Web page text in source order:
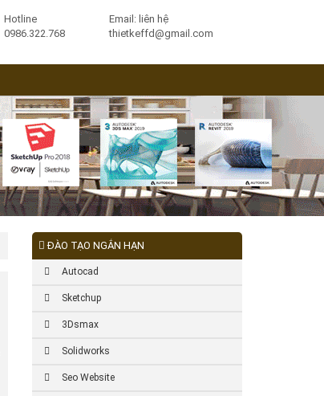
Email: liên hệ
thietkeffd@gmail.com
Hotline
0986.322.768
ĐÀO TẠO NGẮN HẠN
Autocad
Sketchup
3Dsmax
Solidworks
Seo Website